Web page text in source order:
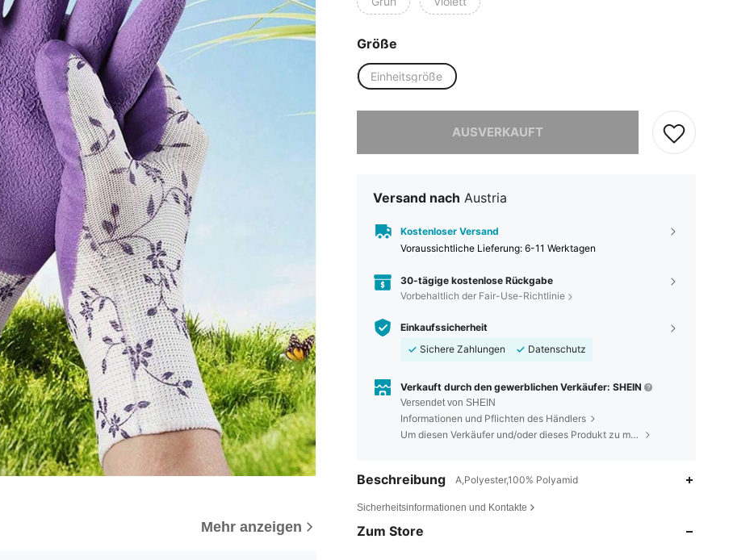
Mehr anzeigen
Größe
Einheitsgröße
AUSVERKAUFT
Versand nach Austria
Kostenloser Versand
Voraussichtliche Lieferung: 6-11 Werktagen
30-tägige kostenlose Rückgabe
Vorbehaltlich der Fair-Use-Richtlinie
Einkaufssicherheit
Sichere Zahlungen
Datenschutz
Verkauft durch den gewerblichen Verkäufer: SHEIN
Versendet von SHEIN
Informationen und Pflichten des Händlers
Um diesen Verkäufer und/oder dieses Produkt zu melden
Beschreibung A,Polyester,100% Polyamid
Sicherheitsinformationen und Kontakte
Zum Store
4,79 850 5.9K
4,79